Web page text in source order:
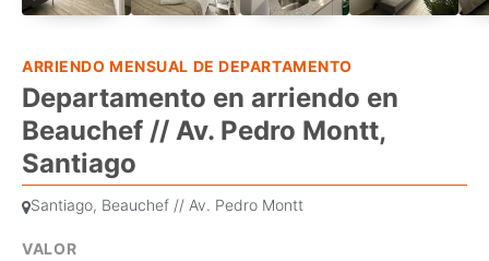
ARRIENDO MENSUAL DE DEPARTAMENTO
Departamento en arriendo en
Beauchef // Av. Pedro Montt,
Santiago
Santiago, Beauchef // Av. Pedro Montt
VALOR